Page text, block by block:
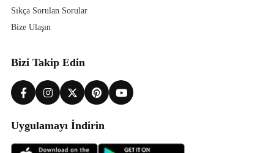
Sıkça Sorulan Sorular
Bize Ulaşın
Bizi Takip Edin
Uygulamayı İndirin